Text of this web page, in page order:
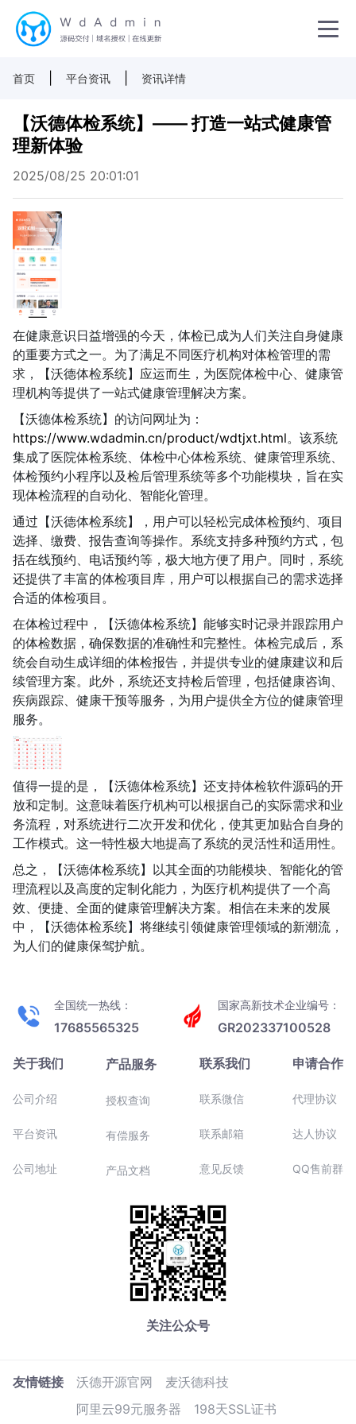
首页 平台资讯 资讯详情
【沃德体检系统】—— 打造一站式健康管
理新体验
2025/08/25 20:01:01
在健康意识日益增强的今天，体检已成为人们关注自身健康
的重要方式之一。为了满足不同医疗机构对体检管理的需
求，【沃德体检系统】应运而生，为医院体检中心、健康管
理机构等提供了一站式健康管理解决方案。
【沃德体检系统】的访问网址为：
https://www.wdadmin.cn/product/wdtjxt.html。该系统
集成了医院体检系统、体检中心体检系统、健康管理系统、
体检预约小程序以及检后管理系统等多个功能模块，旨在实
现体检流程的自动化、智能化管理。
通过【沃德体检系统】，用户可以轻松完成体检预约、项目
选择、缴费、报告查询等操作。系统支持多种预约方式，包
括在线预约、电话预约等，极大地方便了用户。同时，系统
还提供了丰富的体检项目库，用户可以根据自己的需求选择
合适的体检项目。
在体检过程中，【沃德体检系统】能够实时记录并跟踪用户
的体检数据，确保数据的准确性和完整性。体检完成后，系
统会自动生成详细的体检报告，并提供专业的健康建议和后
续管理方案。此外，系统还支持检后管理，包括健康咨询、
疾病跟踪、健康干预等服务，为用户提供全方位的健康管理
服务。
值得一提的是，【沃德体检系统】还支持体检软件源码的开
放和定制。这意味着医疗机构可以根据自己的实际需求和业
务流程，对系统进行二次开发和优化，使其更加贴合自身的
工作模式。这一特性极大地提高了系统的灵活性和适用性。
总之，【沃德体检系统】以其全面的功能模块、智能化的管
理流程以及高度的定制化能力，为医疗机构提供了一个高
效、便捷、全面的健康管理解决方案。相信在未来的发展
中，【沃德体检系统】将继续引领健康管理领域的新潮流，
为人们的健康保驾护航。
全国统一热线：
17685565325
国家高新技术企业编号：
GR202337100528
关于我们
公司介绍
平台资讯
公司地址
产品服务
授权查询
有偿服务
产品文档
联系我们
联系微信
联系邮箱
意见反馈
申请合作
代理协议
达人协议
QQ售前群
关注公众号
友情链接 沃德开源官网
麦沃德科技
阿里云99元服务器
198天SSL证书